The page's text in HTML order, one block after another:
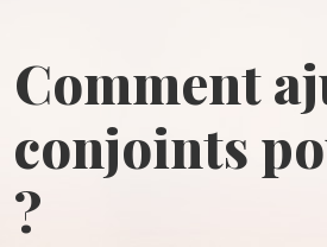
Comment
conjoints
?